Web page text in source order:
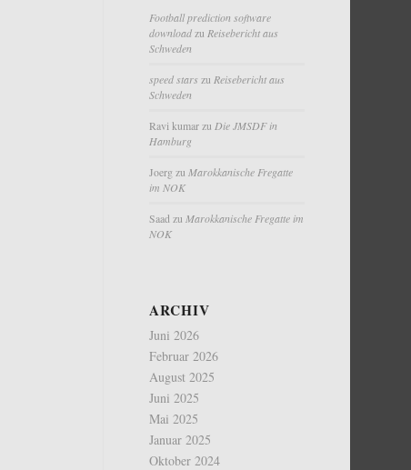
Football prediction software
downloadzu Reisebericht aus
Schweden
speed stars zu Reisebericht aus
Schweden
Ravi kumarzu Die JMSDF in
Hamburg
Joerg zu Marokkanische Fregatte
im NOK
Saad zu Marokkanische Fregatte im
NOK
ARCHIV
Juni 2026
Februar 2026
August 2025
Juni 2025
Mai 2025
Januar 2025
Oktober 2024